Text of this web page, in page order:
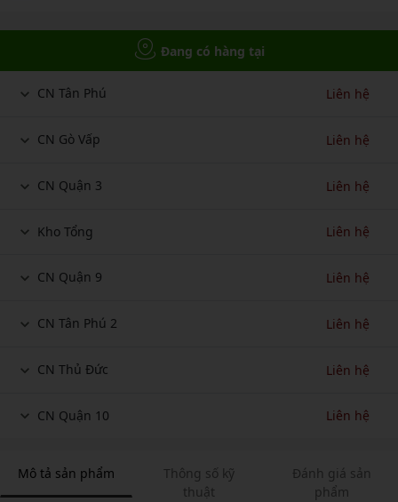
Đang có hàng tại
CN Tân Phú Liên hệ
CN Gò Vấp Liên hệ
CN Quận 3 Liên hệ
Kho Tổng Liên hệ
CN Quận 9 Liên hệ
CN Tân Phú 2 Liên hệ
CN Thủ Đức Liên hệ
CN Quận 10 Liên hệ
Mô tả sản phẩm
Thông số kỹ
thuật
Đánh giá sản
phẩm